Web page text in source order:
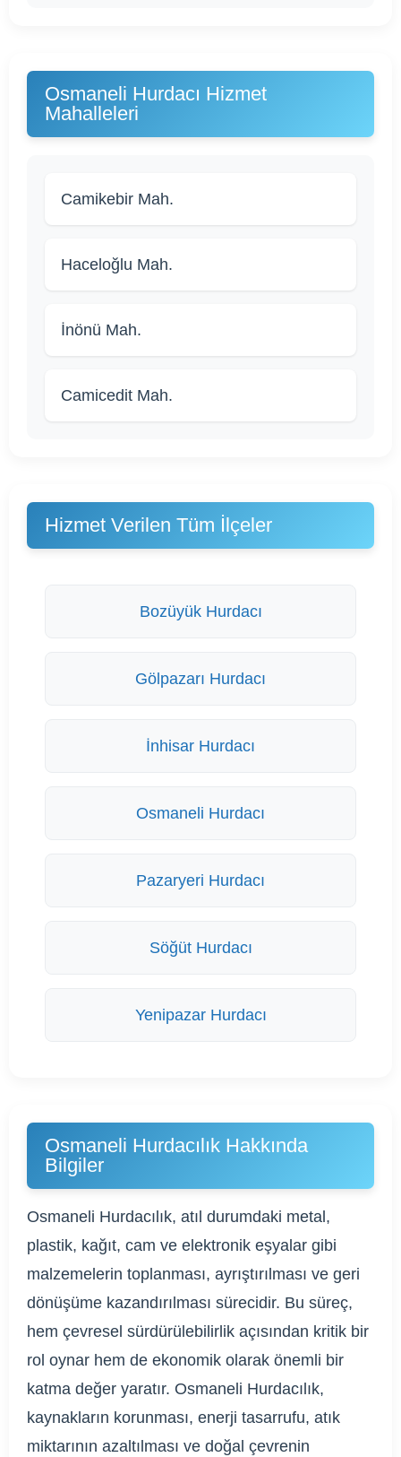
Osmaneli Hurdacı Hizmet
Mahalleleri
Camikebir Mah.
Haceloğlu Mah.
İnönü Mah.
Camicedit Mah.
Hizmet Verilen Tüm İlçeler
Bozüyük Hurdacı
Gölpazarı Hurdacı
İnhisar Hurdacı
Osmaneli Hurdacı
Pazaryeri Hurdacı
Söğüt Hurdacı
Yenipazar Hurdacı
Osmaneli Hurdacılık Hakkında
Bilgiler
Osmaneli Hurdacılık, atıl durumdaki metal,
plastik, kağıt, cam ve elektronik eşyalar gibi
malzemelerin toplanması, ayrıştırılması ve geri
dönüşüme kazandırılması sürecidir. Bu süreç,
hem çevresel sürdürülebilirlik açısından kritik bir
rol oynar hem de ekonomik olarak önemli bir
katma değer yaratır. Osmaneli Hurdacılık,
kaynakların korunması, enerji tasarrufu, atık
miktarının azaltılması ve doğal çevrenin